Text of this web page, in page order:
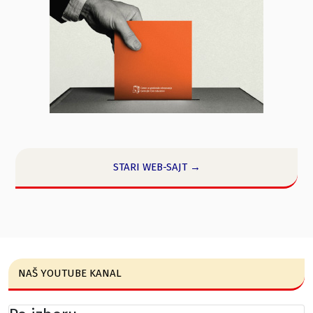
STARI WEB-SAJT →
NAŠ YOUTUBE KANAL